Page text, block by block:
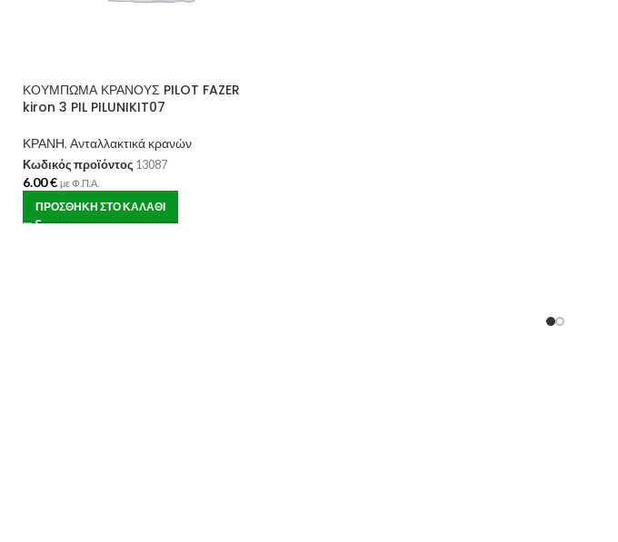
ΚΟΥΜΠΩΜΑ ΚΡΑΝΟΥΣ PILOT FAZER
kiron 3 PIL PILUNIKIT07
ΚΡΑΝΗ, Ανταλλακτικά κρανών
Κωδικός προϊόντος 13087
6.00€ με Φ.Π.Α.
ΠΡΟΣΘΉΚΗ ΣΤΟ ΚΑΛΆΘΙ